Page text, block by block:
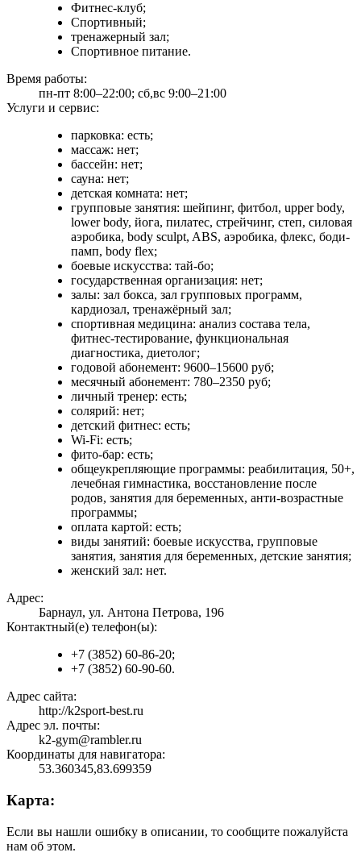
Фитнес-клуб;
Спортивный;
тренажерный зал;
Спортивное питание.
Время работы:
пн-пт 8:00–22:00; сб,вс 9:00–21:00
Услуги и сервис:
парковка: есть;
массаж: нет;
бассейн: нет;
сауна: нет;
детская комната: нет;
групповые занятия: шейпинг, фитбол, upper body,
lower body, йога, пилатес, стрейчинг, степ, силовая
аэробика, body sculpt, ABS, аэробика, флекс, боди-
памп, body flex;
боевые искусства: тай-бо;
государственная организация: нет;
залы: зал бокса, зал групповых программ,
кардиозал, тренажёрный зал;
спортивная медицина: анализ состава тела,
фитнес-тестирование, функциональная
диагностика, диетолог;
годовой абонемент: 9600–15600 руб;
месячный абонемент: 780–2350 руб;
личный тренер: есть;
солярий: нет;
детский фитнес: есть;
Wi-Fi: есть;
фито-бар: есть;
общеукрепляющие программы: реабилитация, 50+,
лечебная гимнастика, восстановление после
родов, занятия для беременных, анти-возрастные
программы;
оплата картой: есть;
виды занятий: боевые искусства, групповые
занятия, занятия для беременных, детские занятия;
женский зал: нет.
Адрес:
Барнаул, ул. Антона Петрова, 196
Контактный(е) телефон(ы):
+7 (3852) 60-86-20;
+7 (3852) 60-90-60.
Адрес сайта:
http://k2sport-best.ru
Адрес эл. почты:
k2-gym@rambler.ru
Координаты для навигатора:
53.360345,83.699359
Карта:
Если вы нашли ошибку в описании, то сообщите пожалуйста
нам об этом.